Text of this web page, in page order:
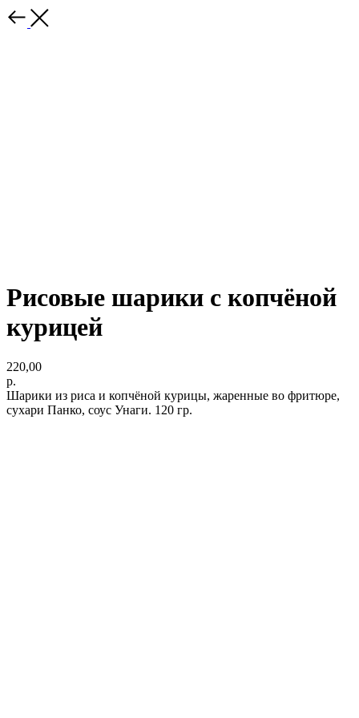
Рисовые шарики с копчёной
курицей
220,00
р.
Шарики из риса и копчёной курицы, жаренные во фритюре,
сухари Панко, соус Унаги. 120 гр.